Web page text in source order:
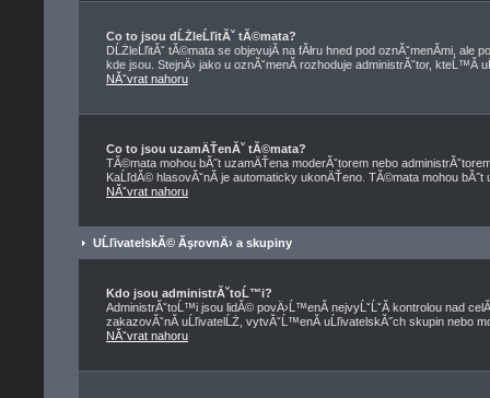
Co to jsou dĹŻleĹľitĂˇ tĂ©mata?
DĹŻleĹľitĂˇ tĂ©mata se objevujĂ­ na fĂłru hned pod oznĂˇmenĂ­mi,
kde jsou. StejnÄ› jako u oznĂˇmenĂ­ rozhoduje administrĂˇtor, kteĹ™Ă­
NĂˇvrat nahoru
Co to jsou uzamÄŤenĂˇ tĂ©mata?
TĂ©mata mohou bĂ˝t uzamÄŤena moderĂˇtorem nebo
KaĹľdĂ© hlasovĂˇnĂ­ je automaticky ukonÄŤeno. TĂ©mata mohou
NĂˇvrat nahoru
UĹľivatelskĂ© ĂşrovnÄ› a skupiny
Kdo jsou administrĂˇtoĹ™i?
AdministrĂˇtoĹ™i jsou lidĂ© povÄ›Ĺ™enĂ­ nejvyĹˇĹˇĂ­ kontrolou nad
zakazovĂˇnĂ­ uĹľivatelĹŻ, vytvĂˇĹ™enĂ­ uĹľivatelskĂ˝ch skupin nebo
NĂˇvrat nahoru